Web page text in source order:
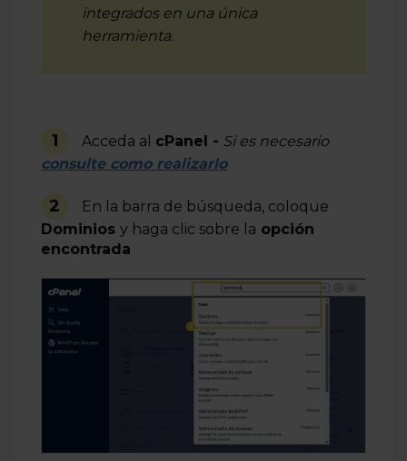
integrados en una única
herramienta.
1 Acceda al cPanel - Si es necesario
consulte como realizarlo
2
En la barra de búsqueda, coloque
Dominios y haga clic sobre la opción
encontrada